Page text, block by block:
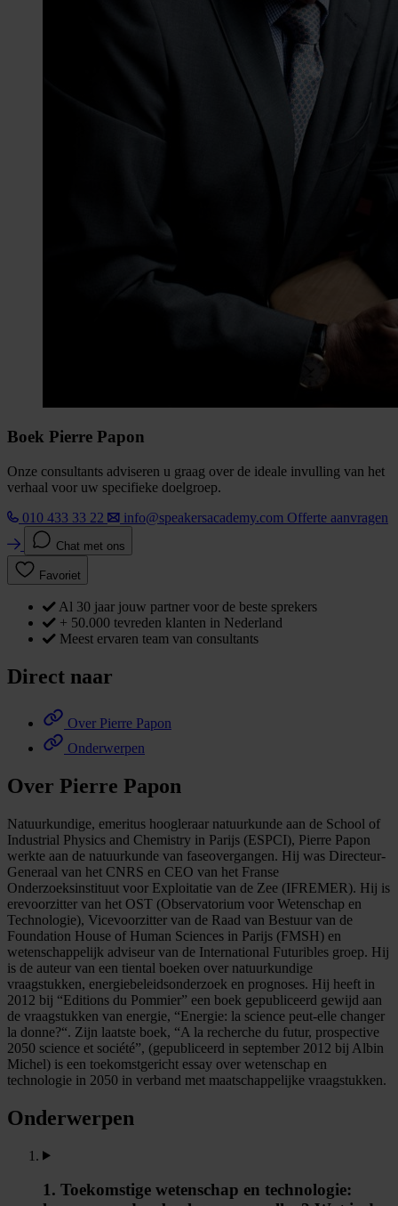
Boek Pierre Papon
Onze consultants adviseren u graag over de ideale invulling van het
verhaal voor uw specifieke doelgroep.
010 433 33 22
info@speakersacademy.com Offerte aanvragen
Chat met ons
Favoriet
Al 30 jaar jouw partner voor de beste sprekers
+ 50.000 tevreden klanten in Nederland
Meest ervaren team van consultants
Direct naar
Over Pierre Papon
Onderwerpen
Over Pierre Papon
Natuurkundige, emeritus hoogleraar natuurkunde aan de School of
Industrial Physics and Chemistry in Parijs (ESPCI), Pierre Papon
werkte aan de natuurkunde van faseovergangen. Hij was Directeur-
Generaal van het CNRS en CEO van het Franse
Onderzoeksinstituut voor Exploitatie van de Zee (IFREMER). Hij is
erevoorzitter van het OST (Observatorium voor Wetenschap en
Technologie), Vicevoorzitter van de Raad van Bestuur van de
Foundation House of Human Sciences in Parijs (FMSH) en
wetenschappelijk adviseur van de International Futuribles groep. Hij
is de auteur van een tiental boeken over natuurkundige
vraagstukken, energiebeleidsonderzoek en prognoses. Hij heeft in
2012 bij “Editions du Pommier” een boek gepubliceerd gewijd aan
de vraagstukken van energie, “Energie: la science peut-elle changer
la donne?“. Zijn laatste boek, “A la recherche du futur, prospective
2050 science et société”, (gepubliceerd in september 2012 bij Albin
Michel) is een toekomstgericht essay over wetenschap en
technologie in 2050 in verband met maatschappelijke vraagstukken.
Onderwerpen
1. Toekomstige wetenschap en technologie: